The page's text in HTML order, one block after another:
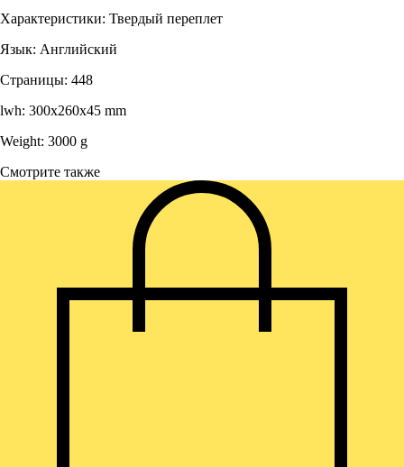
Характеристики: Твердый переплет
Язык: Английский
Страницы: 448
lwh: 300x260x45 mm
Weight: 3000 g
Смотрите также